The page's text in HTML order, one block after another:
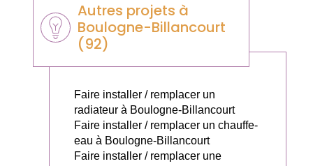
Autres projets à
Boulogne-Billancourt
(92)
Faire installer / remplacer un
radiateur à Boulogne-Billancourt
Faire installer / remplacer un chauffe-
eau à Boulogne-Billancourt
Faire installer / remplacer une